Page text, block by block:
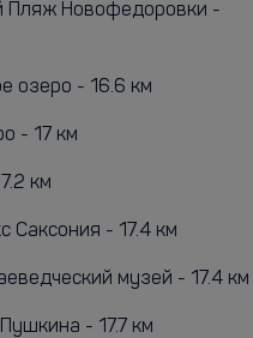
Пляж Новофедоровки -
озеро - 16.6 км
- 17 км
км
Саксония - 17.4 км
музей - 17.4 км
- 17.7 км